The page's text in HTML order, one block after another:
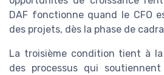
DAF fonctionne quand le CFO
des projets, dès la phase de
La troisième condition tient à
des processus qui